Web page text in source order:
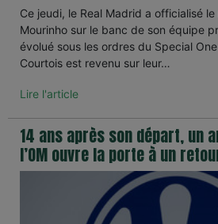
Ce jeudi, le Real Madrid a officialisé
Mourinho sur le banc de son équipe
évolué sous les ordres du Special
Courtois est revenu sur leur…
Lire l'article
14 ans après son départ, un
l’OM ouvre la porte à un